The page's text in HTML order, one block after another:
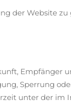
der Website
Empfänger
Sperrung
unter der im